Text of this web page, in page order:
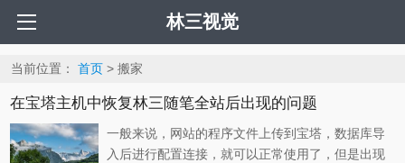
林三视觉
当前位置： 首页> 搬家
在宝塔主机中恢复林三随笔全站后出现的问题
一般来说，网站的程序文件上传到宝塔，数据库导
入后进行配置连接，就可以正常使用了，但是出现